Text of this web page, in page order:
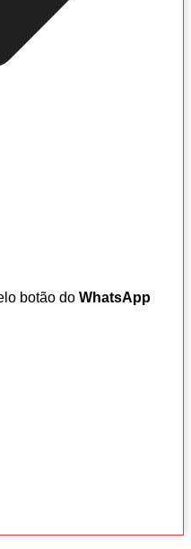
botão do WhatsApp